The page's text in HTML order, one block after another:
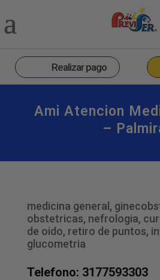
Realizar pago
Ami Atencion
–
medicina general,
obstetricas, nefrologia,
de oido, retiro de puntos,
glucometria
Telefono: 3177593303